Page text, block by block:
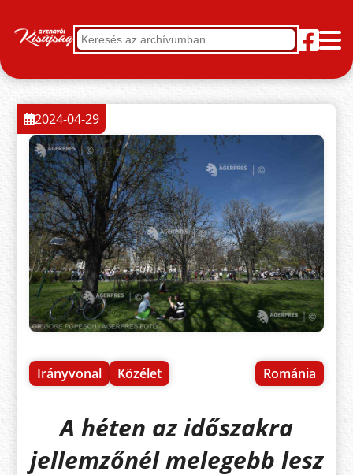
Irányvonal Közélet Románia
2024-04-29
A héten az időszakra
jellemzőnél melegebb lesz